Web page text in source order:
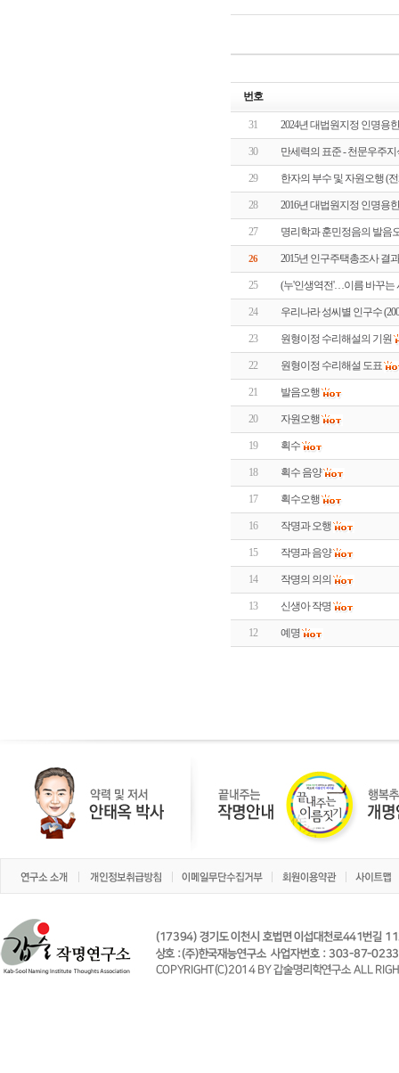
번호
31 2024년 대법원지정 인명용
30 만세력의 표준 - 천문우주
29 한자의 부수 및 자원오행 (
28 2016년 대법원지정 인명용
27 명리학과 훈민정음의 발음
26 2015년 인구주택총조사 결
25 (누'인생역전'…이름 바꾸는
24 우리나라 성씨별 인구수
23 원형이정 수리해설의 기원
22 원형이정 수리해설 도표
21 발음오행
20 자원오행
19 획수
18 획수 음양
17 획수오행
16 작명과 오행
15 작명과 음양
14 작명의 의의
13 신생아 작명
12 예명